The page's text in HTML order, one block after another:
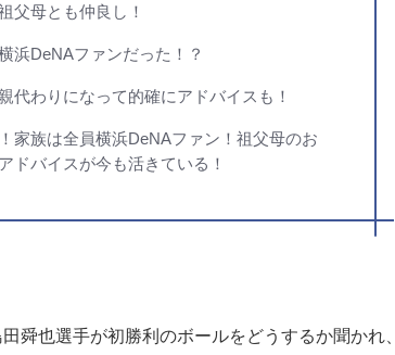
父母とも仲良し！
浜DeNAファンだった！？
代わりになって的確にアドバイスも！
家族は全員横浜DeNAファン！祖父母のお
ドバイスが今も活きている！
舜也選手が初勝利のボールをどうするか聞かれ、